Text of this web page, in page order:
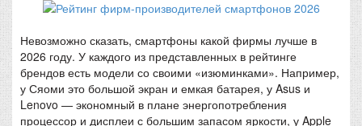
Невозможно сказать, смартфоны какой фирмы лучше в
2026 году. У каждого из представленных в рейтинге
брендов есть модели со своими «изюминками». Например,
у Сяоми это большой экран и емкая батарея, у Asus и
Lenovo — экономный в плане энергопотребления
процессор и дисплеи с большим запасом яркости, у Apple